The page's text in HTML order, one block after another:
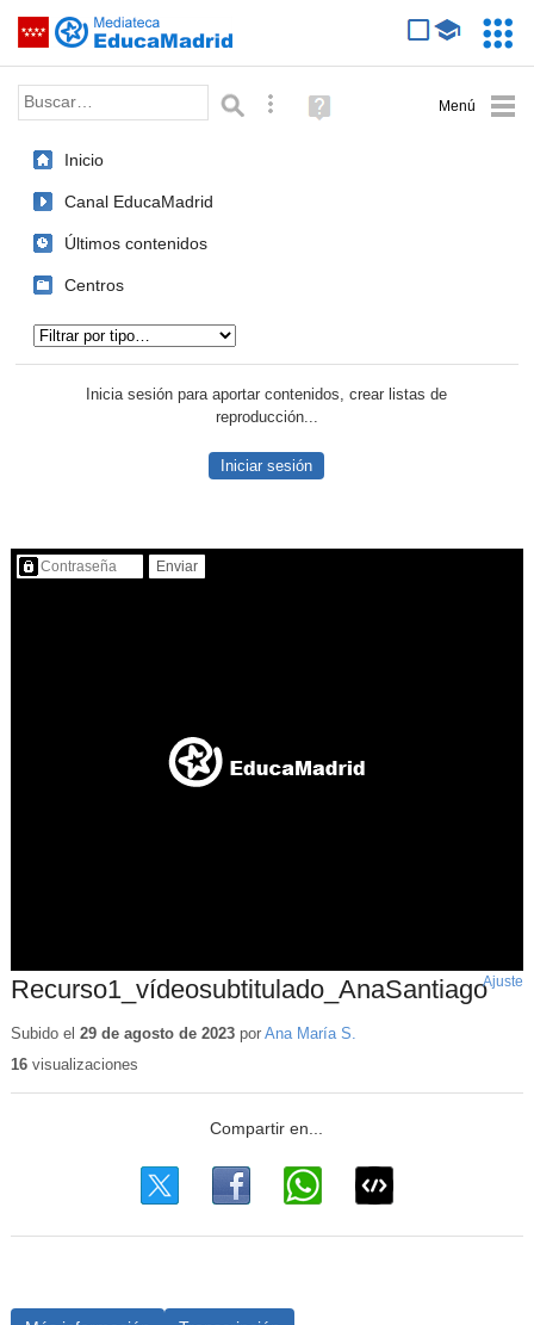
Saltar navegación
Palabra o frase: Búsqueda avanzada
Ayuda
(en
Inicio
Canal EducaMadrid
Últimos contenidos
Centros
Inicia sesión para aportar contenidos, crear listas de
reproducción...
Iniciar sesión
Contenido protegido…
Recurso1_vídeosubtitulado_AnaSantiagoAjuste
Subido el 29 de agosto de 2023por Ana María S.
16visualizaciones